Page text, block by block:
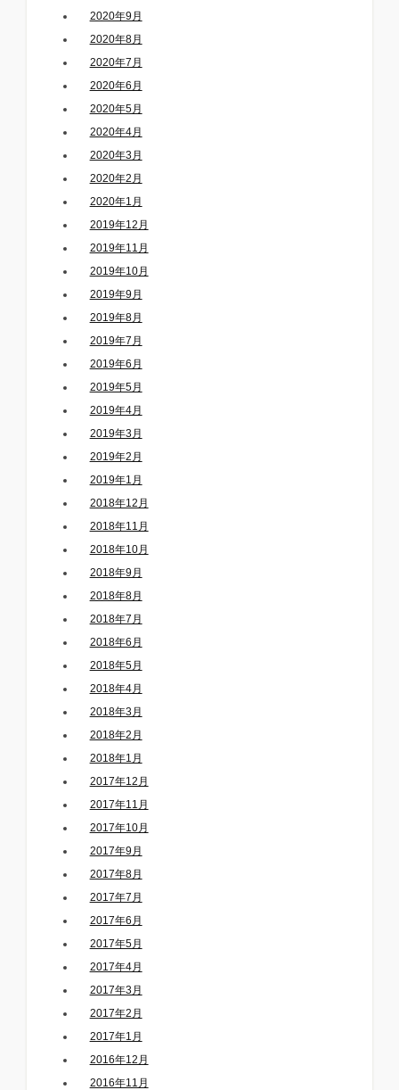
2020年9月
2020年8月
2020年7月
2020年6月
2020年5月
2020年4月
2020年3月
2020年2月
2020年1月
2019年12月
2019年11月
2019年10月
2019年9月
2019年8月
2019年7月
2019年6月
2019年5月
2019年4月
2019年3月
2019年2月
2019年1月
2018年12月
2018年11月
2018年10月
2018年9月
2018年8月
2018年7月
2018年6月
2018年5月
2018年4月
2018年3月
2018年2月
2018年1月
2017年12月
2017年11月
2017年10月
2017年9月
2017年8月
2017年7月
2017年6月
2017年5月
2017年4月
2017年3月
2017年2月
2017年1月
2016年12月
2016年11月